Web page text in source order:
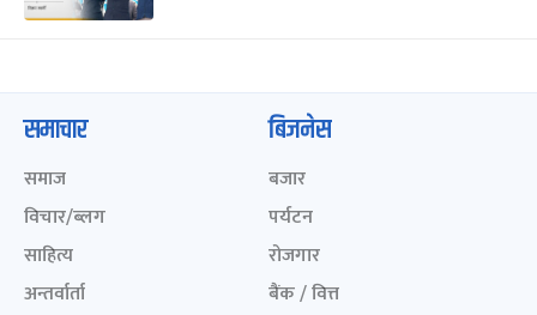
समाचार
समाज
विचार/ब्लग
साहित्य
अन्तर्वार्ता
बिजनेस
बजार
पर्यटन
रोजगार
बैंक / वित्त